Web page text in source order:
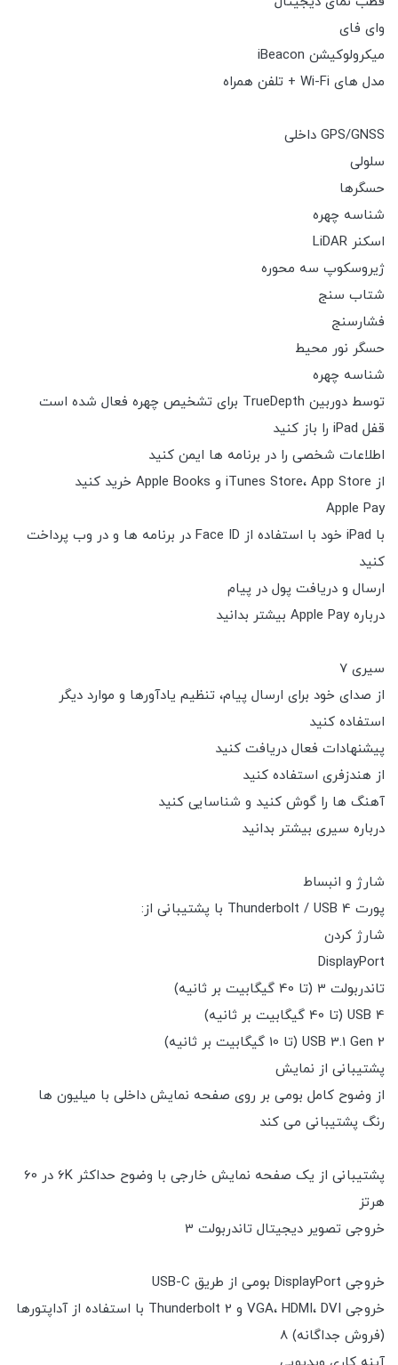
وای فای
میکرولوکیشن iBeacon
مدل های Wi-Fi + تلفن همراه
GPS/GNSS داخلی
سلولی
حسگرها
شناسه چهره
اسکنر LiDAR
ژیروسکوپ سه محوره
شتاب سنج
فشارسنج
حسگر نور محیط
شناسه چهره
توسط دوربین TrueDepth برای تشخیص چهره فعال شده است
قفل iPad را باز کنید
اطلاعات شخصی را در برنامه ها ایمن کنید
از iTunes Store، App Store و Apple Books خرید کنید
Apple Pay
با iPad خود با استفاده از Face ID در برنامه ها و در وب پرداخت
کنید
ارسال و دریافت پول در پیام
درباره Apple Pay بیشتر بدانید
سیری 7
از صدای خود برای ارسال پیام، تنظیم یادآورها و موارد دیگر
استفاده کنید
پیشنهادات فعال دریافت کنید
از هندزفری استفاده کنید
آهنگ ها را گوش کنید و شناسایی کنید
درباره سیری بیشتر بدانید
شارژ و انبساط
پورت Thunderbolt / USB 4 با پشتیبانی از:
شارژ کردن
DisplayPort
تاندربولت 3 (تا 40 گیگابیت بر ثانیه)
USB 4 (تا 40 گیگابیت بر ثانیه)
USB 3.1 Gen 2 (تا 10 گیگابیت بر ثانیه)
پشتیبانی از نمایش
از وضوح کامل بومی بر روی صفحه نمایش داخلی با میلیون ها
رنگ پشتیبانی می کند
پشتیبانی از یک صفحه نمایش خارجی با وضوح حداکثر 6K در 60
هرتز
خروجی تصویر دیجیتال تاندربولت 3
خروجی DisplayPort بومی از طریق USB-C
خروجی VGA، HDMI، DVI و Thunderbolt 2 با استفاده از آداپتورها
(فروش جداگانه) 8